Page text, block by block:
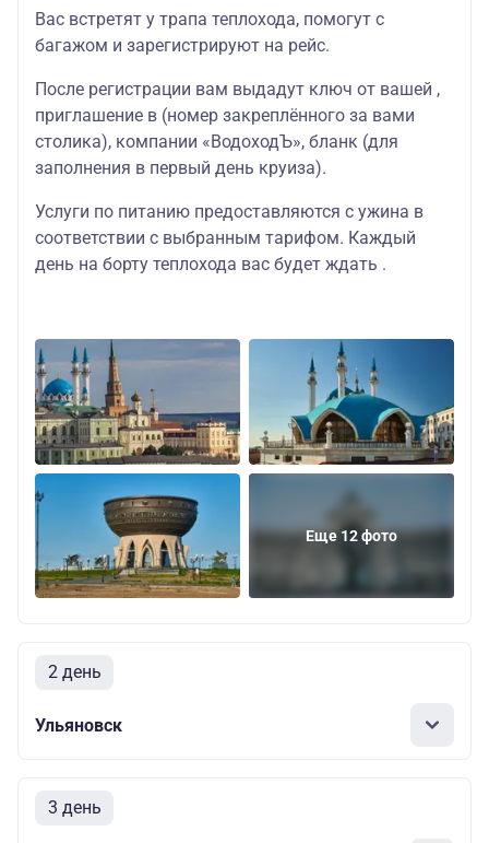
Вас встретят у трапа теплохода, помогут с
багажом и зарегистрируют на рейс.
После регистрации вам выдадут ключ от вашей ,
приглашение в (номер закреплённого за вами
столика), компании «ВодоходЪ», бланк (для
заполнения в первый день круиза).
Услуги по питанию предоставляются с ужина в
соответствии с выбранным тарифом. Каждый
день на борту теплохода вас будет ждать .
Еще 12 фото
2 день
Ульяновск
3 день